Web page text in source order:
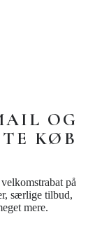
OG
KØB
på
særlige tilbud,
mere.